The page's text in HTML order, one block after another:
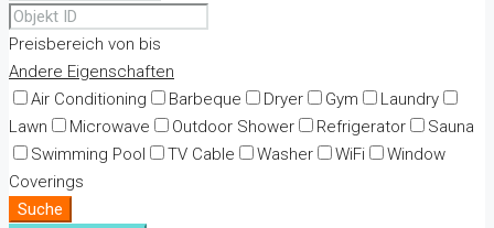
Preisbereich von bis
Andere Eigenschaften
Air Conditioning
Barbeque Dryer Gym
Laundry
Lawn
Microwave Outdoor Shower Refrigerator
Sauna
Swimming Pool
TV Cable Washer WiFi
Window
Coverings
Suche